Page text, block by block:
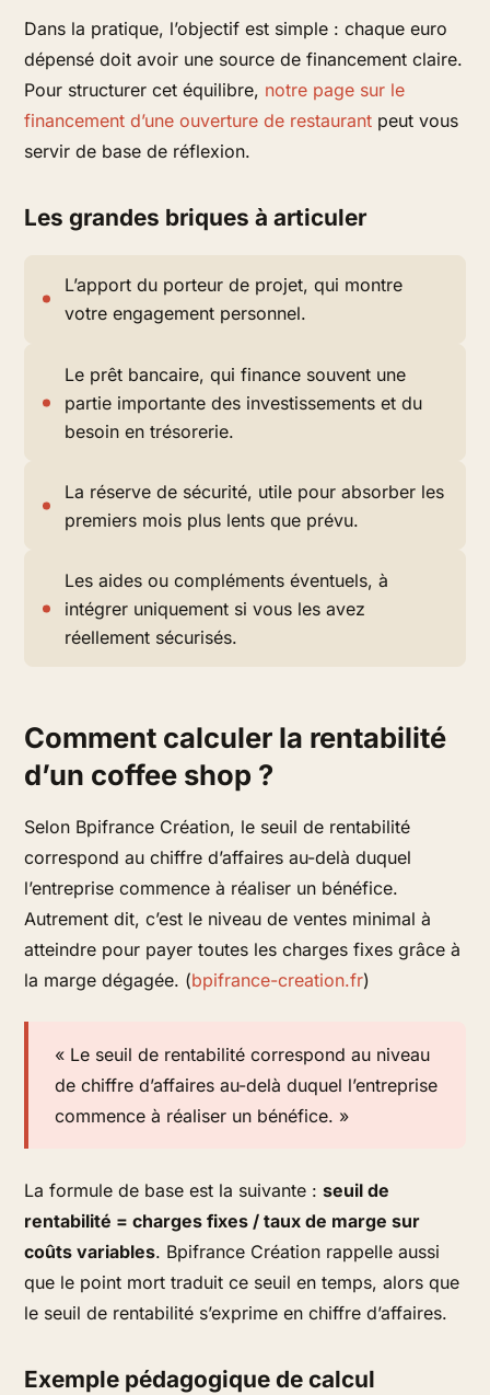
Dans la pratique, l’objectif est simple : chaque euro
dépensé doit avoir une source de financement claire.
Pour structurer cet équilibre, notre page sur le
financement d’une ouverture de restaurant peut vous
servir de base de réflexion.
Les grandes briques à articuler
L’apport du porteur de projet, qui montre
votre engagement personnel.
Le prêt bancaire, qui finance souvent une
partie importante des investissements et du
besoin en trésorerie.
La réserve de sécurité, utile pour absorber les
premiers mois plus lents que prévu.
Les aides ou compléments éventuels, à
intégrer uniquement si vous les avez
réellement sécurisés.
Comment calculer la rentabilité
d’un coffee shop ?
Selon Bpifrance Création, le seuil de rentabilité
correspond au chiffre d’affaires au-delà duquel
l’entreprise commence à réaliser un bénéfice.
Autrement dit, c’est le niveau de ventes minimal à
atteindre pour payer toutes les charges fixes grâce à
la marge dégagée. (bpifrance-creation.fr)
« Le seuil de rentabilité correspond au niveau
de chiffre d’affaires au-delà duquel l’entreprise
commence à réaliser un bénéfice. »
La formule de base est la suivante :seuil de
rentabilité = charges fixes / taux de marge sur
coûts variables. Bpifrance Création rappelle aussi
que le point mort traduit ce seuil en temps, alors que
le seuil de rentabilité s’exprime en chiffre d’affaires.
Exemple pédagogique de calcul